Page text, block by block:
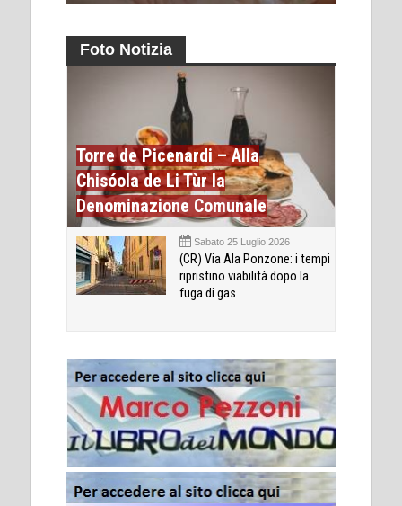
Foto Notizia
Torre de Picenardi – Alla
Chisóola de Li Tùr la
Denominazione Comunale
Sabato 25 Luglio 2026
(CR) Via Ala Ponzone: i tempi
ripristino viabilità dopo la
fuga di gas